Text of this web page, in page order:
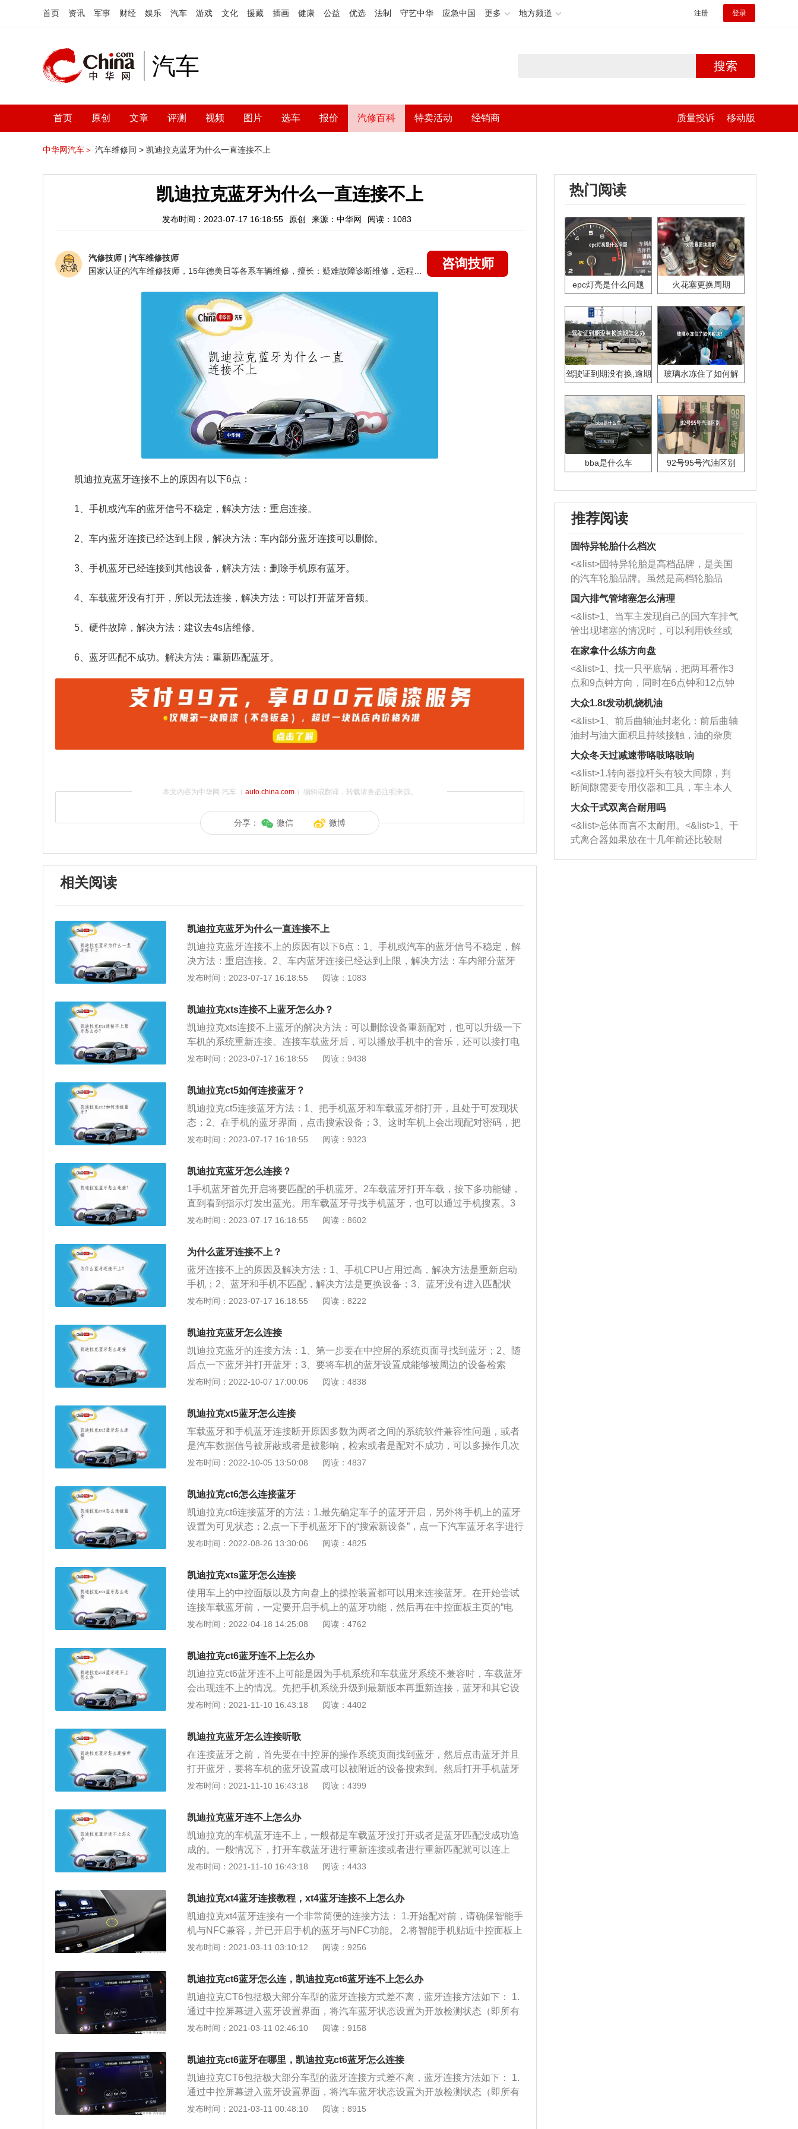
首页 资讯 军事 财经 娱乐 汽车 游戏 文化 援藏 插画 健康 公益 优选 法制 守艺中华 应急中国 更多 地方频道 注册 登录
汽车 搜索
首页 原创 文章 评测 视频 图片 选车 报价 汽修百科 特卖活动 经销商 质量投诉 移动版
中华网汽车＞ 汽车维修间 > 凯迪拉克蓝牙为什么一直连接不上
凯迪拉克蓝牙为什么一直连接不上
发布时间：2023-07-17 16:18:55 原创 来源：中华网 阅读：1083
汽修技师 | 汽车维修技师
咨询技师
凯迪拉克蓝牙连接不上的原因有以下6点：
1、手机或汽车的蓝牙信号不稳定，解决方法：重启连接。
2、车内蓝牙连接已经达到上限，解决方法：车内部分蓝牙连接可以删除。
3、手机蓝牙已经连接到其他设备，解决方法：删除手机原有蓝牙。
4、车载蓝牙没有打开，所以无法连接，解决方法：可以打开蓝牙音频。
5、硬件故障，解决方法：建议去4s店维修。
6、蓝牙匹配不成功。解决方法：重新匹配蓝牙。
本文内容为中华网·汽车（ auto.china.com）编辑或翻译，转载请务必注明来源。
分享： 微信 微博
相关阅读
凯迪拉克蓝牙为什么一直连接不上
凯迪拉克蓝牙连接不上的原因有以下6点：1、手机或汽车的蓝牙信号不稳定，解
决方法：重启连接。2、车内蓝牙连接已经达到上限，解决方法：车内部分蓝牙
连接可以删除。3、手机蓝牙已经连接到其他设备，解决方法：删除手机原有蓝
硬件故障，解决方法：建议去4s店维修。6、蓝牙匹配不成功。解决方法：重新
匹配蓝牙。
发布时间：2023-07-17 16:18:55 阅读：1083
凯迪拉克xts连接不上蓝牙怎么办？
凯迪拉克xts连接不上蓝牙的解决方法：可以删除设备重新配对，也可以升级一下
车机的系统重新连接。连接车载蓝牙后，可以播放手机中的音乐，还可以接打电
话，十分的方便。凯迪拉克xts是凯迪拉克旗下的一款中大型轿车，车身长宽高分
一款2.0升涡轮增压发动机，有269马力的最大功率和353牛米的最大扭矩，与之
匹配的是6at变速箱。
发布时间：2023-07-17 16:18:55 阅读：9438
凯迪拉克ct5如何连接蓝牙？
凯迪拉克ct5连接蓝牙方法：1、把手机蓝牙和车载蓝牙都打开，且处于可发现状
态；2、在手机的蓝牙界面，点击搜索设备；3、这时车机上会出现配对密码，把
配对密码输入到手机上进行配对；4、配对码输入无误的话就能连接上蓝牙了，
级别车，其搭载的发动机最大功率为174kw，最大扭矩为350nm，采用2.0t237马
力l4发动机和10挡手自一体变速箱，最高车速可达到每小时240km。
发布时间：2023-07-17 16:18:55 阅读：9323
凯迪拉克蓝牙怎么连接？
1手机蓝牙首先开启将要匹配的手机蓝牙。2车载蓝牙打开车载，按下多功能键，
直到看到指示灯发出蓝光。用车载蓝牙寻找手机蓝牙，也可以通过手机搜素。3
搜索并连接搜索成功后会显示当前设备名称，按下“是”或“确定”键即可对接。连接
发布时间：2023-07-17 16:18:55 阅读：8602
为什么蓝牙连接不上？
蓝牙连接不上的原因及解决方法：1、手机CPU占用过高，解决方法是重新启动
手机；2、蓝牙和手机不匹配，解决方法是更换设备；3、蓝牙没有进入匹配状
态，解决方法是长按开机键十秒进入匹配状态；4、设备问题，解决方法是将已
的设备，解决方法是换一地点另行尝试，如果仍不成功，可以进行恢复出厂设置
操作，不同设备恢复出厂操作方式不同，可以参照说明书或咨询客服。
发布时间：2023-07-17 16:18:55 阅读：8222
凯迪拉克蓝牙怎么连接
凯迪拉克蓝牙的连接方法：1、第一步要在中控屏的系统页面寻找到蓝牙；2、随
后点一下蓝牙并打开蓝牙；3、要将车机的蓝牙设置成能够被周边的设备检索
到；4、随后打开手机蓝牙检索周边的蓝牙，寻找到车机蓝牙过后点一下配对就
蓝牙将手机与车机相连后能够运用车机接打电话，可以播放手机中的歌曲。要是
自己还想完成更多用途，就须要运用carlife和carplay连接手机了。carlife能够让
安卓机相连车机，carplay能够让iphone连接车机。运用这两类系统相连车机后，
能够导航，听歌，接打电话，发送信息，运用语音助手控制车机。但运用carlife
或carplay相连车机须要运用usb线，这两类系统不可以无线连接。
发布时间：2022-10-07 17:00:06 阅读：4838
凯迪拉克xt5蓝牙怎么连接
车载蓝牙和手机蓝牙连接断开原因多数为两者之间的系统软件兼容性问题，或者
是汽车数据信号被屏蔽或者是被影响，检索或者是配对不成功，可以多操作几次
试试。打开蓝牙首先将车载蓝牙和手机蓝牙都开启。搜索设备在手机蓝牙页面下
密码，密码正确就可以连接成功了。
发布时间：2022-10-05 13:50:08 阅读：4837
凯迪拉克ct6怎么连接蓝牙
凯迪拉克ct6连接蓝牙的方法：1.最先确定车子的蓝牙开启，另外将手机上的蓝牙
设置为可见状态；2.点一下手机蓝牙下的“搜索新设备”，点一下汽车蓝牙名字进行
连接；3.匹配需要密码，密码会提示在车上，输进手机后按匹配键；4.假如匹配
用电量、讯号等信息。手机设置为自行连接后，下一次用车时蓝牙会自行匹配。
应用车载蓝牙的益处，会让车主免去拿手接电话的麻烦，降低交通安全事故出现
率外。假如大伙儿有常常打电话长时间聊天儿的习惯，那么必定会有这样的经
验：手拿电话贴紧耳朵讲话，时间长了不但手合脖子会觉得疲劳。而车载蓝牙有
个优势，只需要佩戴上蓝牙耳机，将手机的蓝牙开启，无论是将手机放到公文包
发布时间：2022-08-26 13:30:06 阅读：4825
凯迪拉克xts蓝牙怎么连接
使用车上的中控面版以及方向盘上的操控装置都可以用来连接蓝牙。在开始尝试
连接车载蓝牙前，一定要开启手机上的蓝牙功能，然后再在中控面板主页的“电
话”应用程序图标进入电话程序，如果在此前并没有连接任何移动设备，则主页上
接，然后打开手机，从手机的蓝牙设置列表中选择车辆名称，车辆名称一般在中
控屏幕上有显示，为英文字母，找到后点击，然后按照中控屏幕的提示进行操
作。
发布时间：2022-04-18 14:25:08 阅读：4762
凯迪拉克ct6蓝牙连不上怎么办
凯迪拉克ct6蓝牙连不上可能是因为手机系统和车载蓝牙系统不兼容时，车载蓝牙
会出现连不上的情况。先把手机系统升级到最新版本再重新连接，蓝牙和其它设
备有过多的连接记录，也是有可能导致蓝牙连接不上的，删掉之前不用的蓝牙设
的，拥有相同的发射系统。车载蓝牙只是以无线蓝牙技术为基础而设计研发的车
内无线免提系统，主要功能为在正常行驶中用蓝牙技术与手机连接进行免提通话
与播放音乐的。
发布时间：2021-11-10 16:43:18 阅读：4402
凯迪拉克蓝牙怎么连接听歌
在连接蓝牙之前，首先要在中控屏的操作系统页面找到蓝牙，然后点击蓝牙并且
打开蓝牙，要将车机的蓝牙设置成可以被附近的设备搜索到。然后打开手机蓝牙
搜索附近的蓝牙设备，找到车机蓝牙之后点击配对就可以了。在使用蓝牙听歌时
上一个很重要的功能，蓝牙可以让手机无线连接车机。使用蓝牙将手机与车机连
接后可以使用车机接打电话，可以播放手机中的音乐。如果自己还想实现更多功
能，就需要使用carlife和carplay连接手机了。carlife可以让安卓手机连接车机，c
arplay可以让iphone连接车机。使用这两种系统连接车机后，可以导航，听音
乐，接打电话，发送短信，使用语音助手控制车机。但是使用carlife或carplay连
装数据线，这种数据线不仅可以充电，还可以传输数据。后期购买的线大多数只
有充电功能没有数据传输功能。使用这种线连接手机是没有任何反应的。
发布时间：2021-11-10 16:43:18 阅读：4399
凯迪拉克蓝牙连不上怎么办
凯迪拉克的车机蓝牙连不上，一般都是车载蓝牙没打开或者是蓝牙匹配没成功造
成的。一般情况下，打开车载蓝牙进行重新连接或者进行重新匹配就可以连上
了。凯迪拉克是美国通用汽车旗下的一款豪华品牌，1902年，诞生于底特律，创
在1906，底特律的凯迪拉克制作工厂已经成为世界上最大、最完善和装备最好的
汽车厂。凯迪拉克打造了许多豪华车的行业标准，甚至可以说，凯迪拉克的历史
可以代表美国豪华车的历史，是美国汽车行业的领导性品牌。凯迪拉克的车标为
花冠盾形徽章，意味着在汽车领域的领导地位，表现了底特律人的祖先的勇气和
荣誉。1902年，第一辆凯迪拉克完成，马力为10马力，售价为750美元，并在19
一款行业内的封闭型汽车。发展到现在，凯迪拉克创造了无数个行业第一，比
如：第一个批量生产的V8发动机、世界上第一台12缸发动机和16缸发动机等等，
也是世界上最负盛名的汽车品牌之一。1990年之后，主要生产的车型有：Cadilla
有：ATS-L、XTS、CT6、XT4、XT5、XT6、ESCALADE等。
发布时间：2021-11-10 16:43:18 阅读：4433
凯迪拉克xt4蓝牙连接教程，xt4蓝牙连接不上怎么办
凯迪拉克xt4蓝牙连接有一个非常简便的连接方法： 1.开始配对前，请确保智能手
机与NFC兼容，并已开启手机的蓝牙与NFC功能。 2.将智能手机贴近中控面板上
的NFC图标位置。如下图。 3.一旦配对开始，在智能手机和信息娱乐显示屏上会
请确保已启用手机上的蓝牙功能。触按主页上或显示屏底部快捷启动栏上的“电
话”应用程序图标，进入电话主页，如果未连接任何移动设备，则电话主页将会显
示“连接电话”选项。触按“连接电话”选项。如果已连接蓝牙设备，则触按“电话”选
项卡，显示电话设备列表。 2.然后触按“添加电话”按钮。 3.从您的手机的蓝牙设
置列表中选择信息娱乐显示屏上显示的车辆名称。然后按照屏幕提示进行配对操
启连接。 2.车载蓝牙连接已经上限，可以删除一些车载已经连接的蓝牙。 3.手机
蓝牙已经连接其他设备，删除手机原来连接的蓝牙。 4.车载蓝牙由于没有呼出而
无法连接，可以打开蓝牙音频。 5.硬件故障，建议去4s店维修。
发布时间：2021-03-11 03:10:12 阅读：9256
凯迪拉克ct6蓝牙怎么连，凯迪拉克ct6蓝牙连不上怎么办
凯迪拉克CT6包括极大部分车型的蓝牙连接方式差不离，蓝牙连接方法如下： 1.
通过中控屏幕进入蓝牙设置界面，将汽车蓝牙状态设置为开放检测状态（即所有
人可见），并将手机蓝牙也设置为开放检测状态，用手机搜索附近蓝牙设备，查
连接即可，如需配对密码则输入1234或0000，连接成功则完成配对； 3.配对完
成即可使用，同一台手机不清除数据的情况下仅需配对一次，之后打开蓝牙会自
动连接。 如果CT6的蓝牙连接不上，则有可能的两个问题：如果是无法搜索到设
备，则需设置一下开放检测状态（即将汽车及手机蓝牙设置为所有人可见）；如
果是配对不成功，则需要注意配对密码是否正确。 蓝牙/车载电话是专为行车安全
发布时间：2021-03-11 02:46:10 阅读：9158
凯迪拉克ct6蓝牙在哪里，凯迪拉克ct6蓝牙怎么连接
凯迪拉克CT6包括极大部分车型的蓝牙连接方式差不离，蓝牙连接方法如下： 1.
通过中控屏幕进入蓝牙设置界面，将汽车蓝牙状态设置为开放检测状态（即所有
人可见），并将手机蓝牙也设置为开放检测状态，用手机搜索附近蓝牙设备，查
发布时间：2021-03-11 00:48:10 阅读：8915
热门阅读
epc灯亮是什么问题 火花塞更换周期
驾驶证到期没有换,逾期
玻璃水冻住了如何解
bba是什么车 92号95号汽油区别
推荐阅读
固特异轮胎什么档次
<&list>固特异轮胎是高档品牌，是美国
的汽车轮胎品牌。虽然是高档轮胎品
牌，但是中高低端的轮胎都有生产，这
也是为了更好的开拓市场。
国六排气管堵塞怎么清理
<&list>1、当车主发现自己的国六车排气
管出现堵塞的情况时，可以利用铁丝或
者是细棍，直接将杂物给取出来，如果
堵塞情况比较严重，也可以采取应急措
施。 <&list>2、直接利用木棍将所有的
杂物推到排气管里面的位置处，然后将
三元催化器拆解开，就可以将堵塞的东
西取出来。但如果是因为积碳过多引起
的堵塞，就需要将三元催化器泡在草酸
洗剂对堵塞的情况得到解决，将清洗剂
放在燃油箱中，与燃油混合后，车辆启
动时，就可以和汽油一起进入到燃烧
室，最后形成废气排出，就可以让三元
催化器得到清洗，排气管堵塞的情况就
能够得到解决。
在家拿什么练方向盘
<&list>1、找一只平底锅，把两耳看作3
点和9点钟方向，同时在6点钟和12点钟
方向做一个标记。 <&list>2、双手握住
一圈半的练习，往右同样也要打相同的
圈数。 <&list>3、最后强调要反复练
习，这样就可以形成肌肉记忆，在真实
驾驶车辆时，不需要记忆也能打好方
向。
大众1.8t发动机烧机油
<&list>1、前后曲轴油封老化：前后曲轴
油封与油大面积且持续接触，油的杂质
和发动机内持续温度变化使其密封效果
逐渐减弱，导致渗油或漏油。<&list>2、
活塞间隙过大：积碳会使活塞环与缸体
的间隙扩大，导致机油流入燃烧室中，
造成烧机油。<&list>3、机油粘度。使用
机油粘度过小的话，同样会有烧机油现
象，机油粘度过小具有很好的流动性，
大众冬天过减速带咯吱咯吱响
<&list>1.转向器拉杆头有较大间隙，判
断间隙需要专用仪器和工具，车主本人
无法制作，需要将车辆送到修理厂或4s
店；<&list>2.车辆半轴套管防尘罩破
裂，破裂后会出现漏油现象，使半轴磨
损严重，磨损的半轴容易损坏，产生异
响；<&list>3.稳定器的转向胶套和球头
大众干式双离合耐用吗
<&list>总体而言不太耐用。<&list>1、干
式离合器如果放在十几年前还比较耐